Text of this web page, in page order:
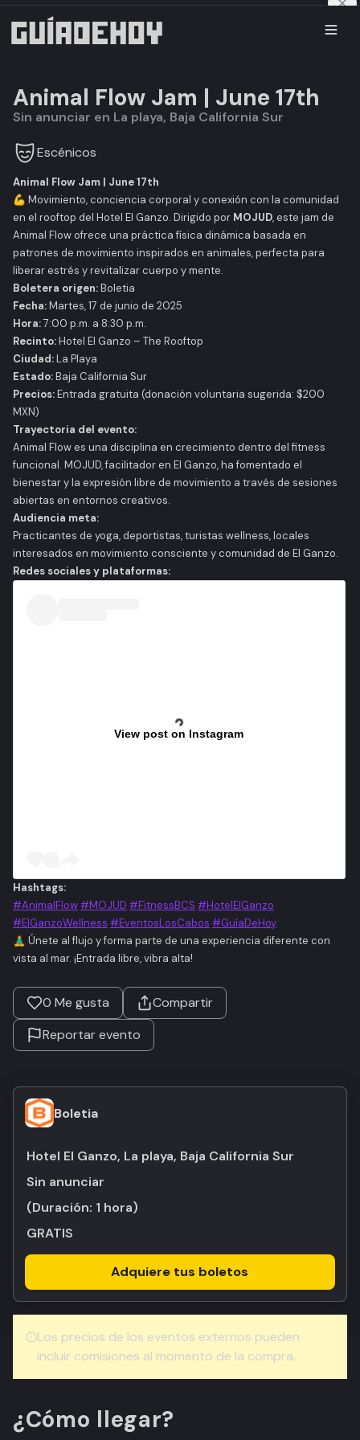
Animal Flow Jam | June 17th
Sin anunciar en La playa, Baja California Sur
Escénicos
Animal Flow Jam | June 17th
💪 Movimiento, conciencia corporal y conexión con la comunidad
en el rooftop del Hotel El Ganzo. Dirigido por MOJUD, este jam de
Animal Flow ofrece una práctica física dinámica basada en
patrones de movimiento inspirados en animales, perfecta para
liberar estrés y revitalizar cuerpo y mente.
Boletera origen:Boletia
Fecha:Martes, 17 de junio de 2025
Hora:7:00 p.m. a 8:30 p.m.
Recinto:Hotel El Ganzo – The Rooftop
Ciudad:La Playa
Estado:Baja California Sur
Precios:Entrada gratuita (donación voluntaria sugerida: $200
MXN)
Trayectoria del evento:
Animal Flow es una disciplina en crecimiento dentro del fitness
funcional. MOJUD, facilitador en El Ganzo, ha fomentado el
bienestar y la expresión libre de movimiento a través de sesiones
abiertas en entornos creativos.
Audiencia meta:
Practicantes de yoga, deportistas, turistas wellness, locales
interesados en movimiento consciente y comunidad de El Ganzo.
Redes sociales y plataformas:
View post on Instagram
Hashtags:
#AnimalFlow #MOJUD #FitnessBCS #HotelElGanzo
#ElGanzoWellness #EventosLosCabos #GuíaDeHoy
🧘‍♂️ Únete al flujo y forma parte de una experiencia diferente con
vista al mar. ¡Entrada libre, vibra alta!
0 Me gusta
Compartir
Reportar evento
Boletia
Hotel El Ganzo, La playa, Baja California Sur
Sin anunciar
(Duración: 1 hora)
GRATIS
Adquiere tus boletos
Los precios de los eventos externos pueden
incluir comisiones al momento de la compra.
¿Cómo llegar?